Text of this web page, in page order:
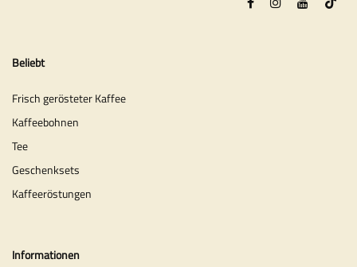
Beliebt
Frisch gerösteter Kaffee
Kaffeebohnen
Tee
Geschenksets
Kaffeeröstungen
Informationen